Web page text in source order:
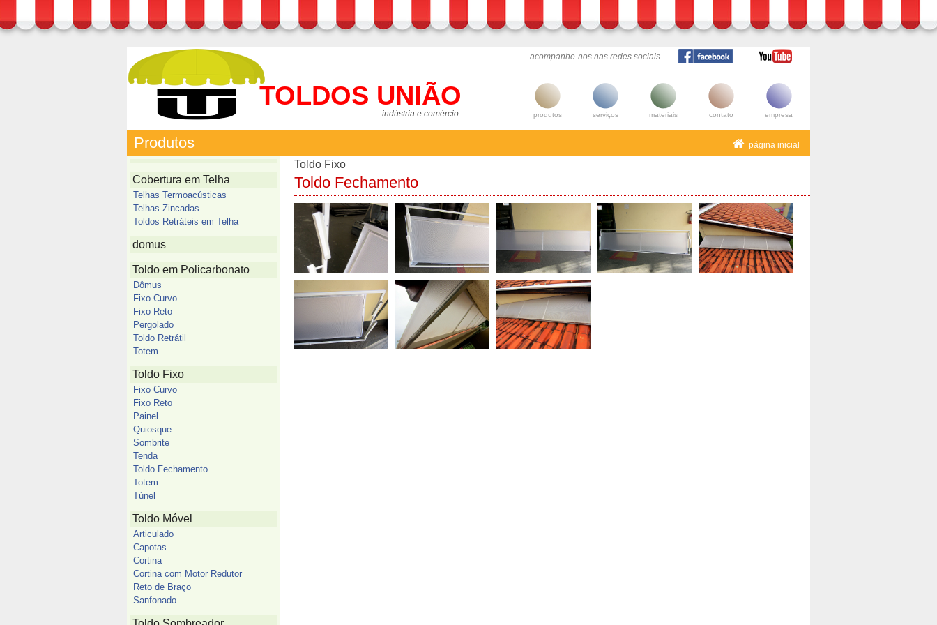
TOLDOS UNIÃO
indústria e comércio
acompanhe-nos nas redes sociais
produtos serviços materiais contato empresa
Produtos página inicial
Cobertura em Telha
Telhas Termoacústicas
Telhas Zincadas
Toldos Retráteis em Telha
domus
Toldo em Policarbonato
Dômus
Fixo Curvo
Fixo Reto
Pergolado
Toldo Retrátil
Totem
Toldo Fixo
Fixo Curvo
Fixo Reto
Painel
Quiosque
Sombrite
Tenda
Toldo Fechamento
Totem
Túnel
Toldo Móvel
Articulado
Capotas
Cortina
Cortina com Motor Redutor
Reto de Braço
Sanfonado
Toldo Fixo
Toldo Fechamento